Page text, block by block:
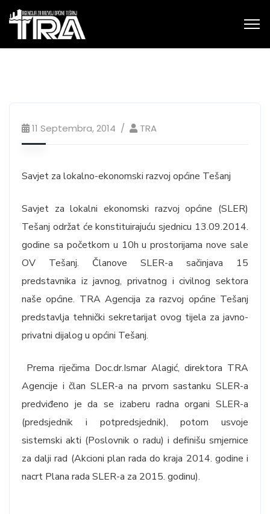
11 Septembra, 2014 TRA
Savjet za lokalno-ekonomski razvoj općine Tešanj
Savjet za lokalni ekonomski razvoj općine (SLER)
Tešanj održat će konstituirajuću sjednicu 13.09.2014.
godine sa početkom u 10h u prostorijama nove sale
OV Tešanj. Članove SLER-a sačinjava 15
predstavnika iz javnog, privatnog i civilnog sektora
naše općine. TRA Agencija za razvoj općine Tešanj
predstavlja tehnički sekretarijat ovog tijela za javno-
privatni dijalog u općini Tešanj.
Prema riječima Doc.dr.Ismar Alagić, direktora TRA
Agencije i član SLER-a na prvom sastanku SLER-a
predviđeno je da se izaberu radna organi SLER-a
(predsjednik i potpredsjednik), potom usvoje
sistemski akti (Poslovnik o radu) i definišu smjernice
za dalji rad (Akcioni plan rada do kraja 2014. godine i
nacrt Plana rada SLER-a za 2015. godinu).